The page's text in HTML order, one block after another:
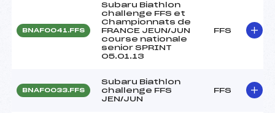
BNAF0041.FFS
Subaru Biathlon
challenge FFS et
Championnats de
FRANCE JEUN/JUN
course nationale
senior SPRINT
05.01.13
FFS
BNAF0033.FFS
Subaru Biathlon
challenge FFS
JEN/JUN
FFS